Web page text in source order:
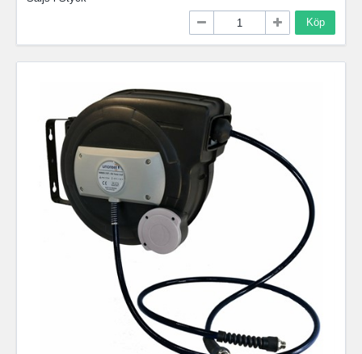
Köp